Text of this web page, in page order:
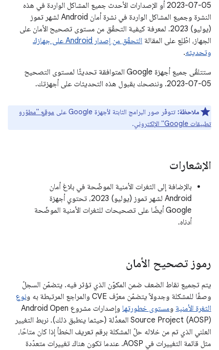
05-07-2023 أو الإصدارات الأحدث جميع المشاكل الواردة في هذه
النشرة وجميع المشاكل الواردة في نشرة أمان Android لشهر تموز
(يوليو) 2023. لمعرفة كيفية التحقّق من مستوى تصحيح الأمان على
الجهاز، اطّلِع على المقالة
التحقّق من إصدار Android على جهازك
وتحديثه.
ستتلقّى جميع أجهزة Google المتوافقة تحديثًا لمستوى التصحيح
‎2023-07-05. وننصحك بقبول هذه التحديثات على أجهزتك.
ملاحظة: تتوفّر صور البرامج الثابتة لأجهزة Google على
موقع "مطوّرو
تطبيقات Google" الإلكتروني
.
الإشعارات
بالإضافة إلى الثغرات الأمنية الموضّحة في بلاغ أمان
Android لشهر تموز (يوليو) 2023، تحتوي أجهزة
Google أيضًا على تصحيحات للثغرات الأمنية الموضّحة
أدناه.
رموز تصحيح الأمان
يتم تجميع نقاط الضعف ضمن المكوّن الذي تؤثر فيه. يتضمّن السجلّ
وصفًا للمشكلة وجدولاً يتضمّن معرّف CVE والمراجع المرتبطة به و
نوع
الثغرة الأمنية ومستوى خطورتها
وإصدارات مشروع Android Open
Source Project (AOSP) المعدَّلة (حيثما ينطبق ذلك). نربط التغيير
العلني الذي تم من خلاله حلّ المشكلة برقم تعريف الخطأ إذا كان متاحًا،
مثل قائمة التغييرات في AOSP. عندما تكون هناك تغييرات متعدّدة